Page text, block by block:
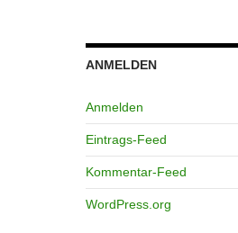
ANMELDEN
Anmelden
Eintrags-Feed
Kommentar-Feed
WordPress.org